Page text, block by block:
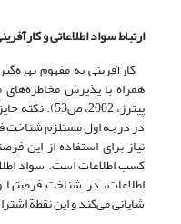
ارتباط سواد اطلاعاتی و
کارآفرینی به مفهوم
همراه با پذیرش
پیترز،
در درجه اول مستلزم شناخت
نیاز برای استفاده از این
کسب اطلاعات است. سواد
اطلاعات، در شناخت فرصتها
شایانی می‌کند و این نقطة